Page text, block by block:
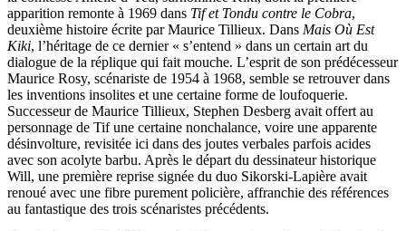
apparition remonte à 1969 dans Tif et Tondu contre le Cobra,
deuxième histoire écrite par Maurice Tillieux. Dans Mais Où Est
Kiki, l’héritage de ce dernier « s’entend » dans un certain art du
dialogue de la réplique qui fait mouche. L’esprit de son prédécesseur
Maurice Rosy, scénariste de 1954 à 1968, semble se retrouver dans
les inventions insolites et une certaine forme de loufoquerie.
Successeur de Maurice Tillieux, Stephen Desberg avait offert au
personnage de Tif une certaine nonchalance, voire une apparente
désinvolture, revisitée ici dans des joutes verbales parfois acides
avec son acolyte barbu. Après le départ du dessinateur historique
Will, une première reprise signée du duo Sikorski-Lapière avait
renoué avec une fibre purement policière, affranchie des références
au fantastique des trois scénaristes précédents.